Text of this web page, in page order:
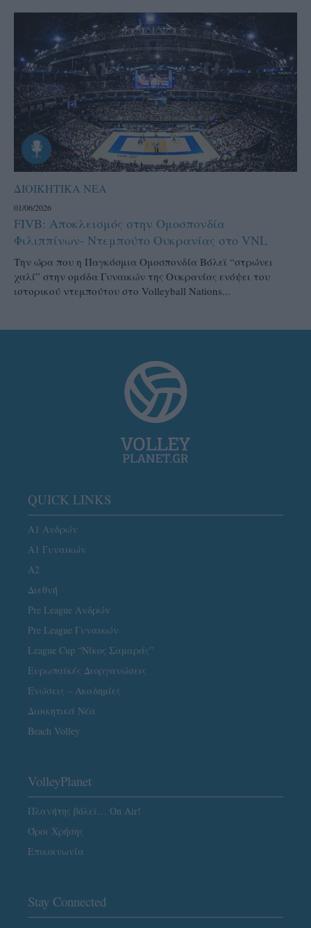
ΔΙΟΙΚΗΤΙΚΑ ΝΕΑ
01/06/2026
FIVB: Αποκλεισμός στην Ομοσπονδία
Φιλιππίνων- Ντεμπούτο Ουκρανίας στο VNL
Την ώρα που η Παγκόσμια Ομοσπονδία Βόλεϊ “στρώνει
χαλί” στην ομάδα Γυναικών της Ουκρανίας ενόψει του
ιστορικού ντεμπούτου στο Volleyball Nations...
QUICK LINKS
Α1 Ανδρών
Α1 Γυναικών
A2
Διεθνή
Pre League Ανδρών
Pre League Γυναικών
League Cup “Νίκος Σαμαράς”
Ευρωπαϊκές Διοργανώσεις
Ενώσεις – Ακαδημίες
Διοικητικά Νέα
Beach Volley
VolleyPlanet
Πλανήτης βόλεϊ… On Air!
Όροι Χρήσης
Επικοινωνία
Stay Connected